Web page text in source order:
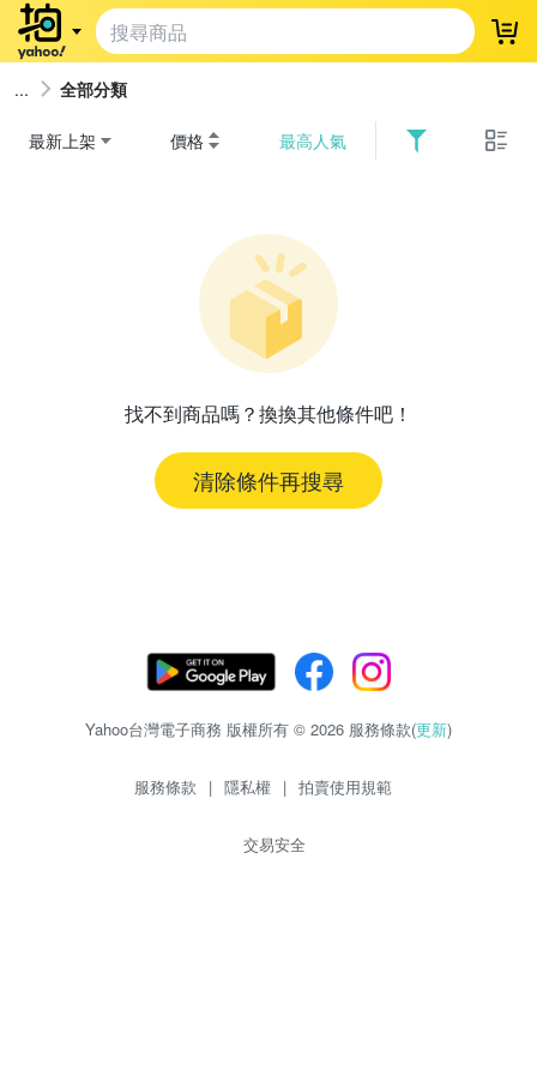
登
全部分類
最新上架 價格 最高人氣
找不到商品嗎？換換其他條件吧！
清除條件再搜尋
Yahoo台灣電子商務 版權所有 © 2026 服務條款(更新)
服務條款 | 隱私權 | 拍賣使用規範
交易安全